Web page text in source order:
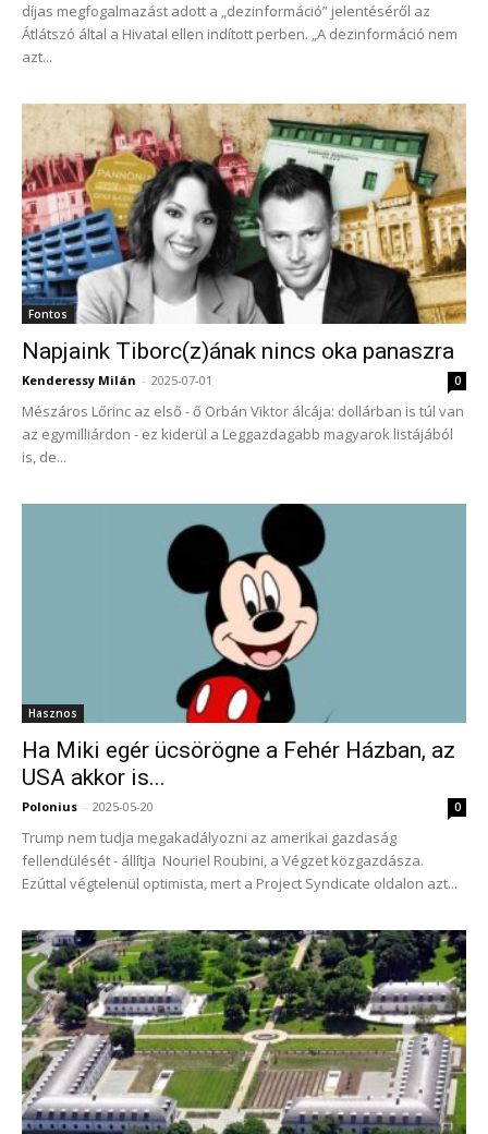
díjas megfogalmazást adott a „dezinformáció” jelentéséről az
Átlátszó által a Hivatal ellen indított perben. „A dezinformáció nem
azt...
Fontos
Napjaink Tiborc(z)ának nincs oka panaszra
Kenderessy Milán - 2025-07-01 0
Mészáros Lőrinc az első - ő Orbán Viktor álcája: dollárban is túl van
az egymilliárdon - ez kiderül a Leggazdagabb magyarok listájából
is, de...
Hasznos
Ha Miki egér ücsörögne a Fehér Házban, az
USA akkor is...
Polonius - 2025-05-20 0
Trump nem tudja megakadályozni az amerikai gazdaság
fellendülését - állítja Nouriel Roubini, a Végzet közgazdásza.
Ezúttal végtelenül optimista, mert a Project Syndicate oldalon azt...